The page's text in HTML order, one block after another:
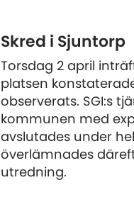
Skred i Sjuntorp
Torsdag 2 april
platsen
observerats. SGI:s
kommunen med
avslutades under
överlämnades
utredning.